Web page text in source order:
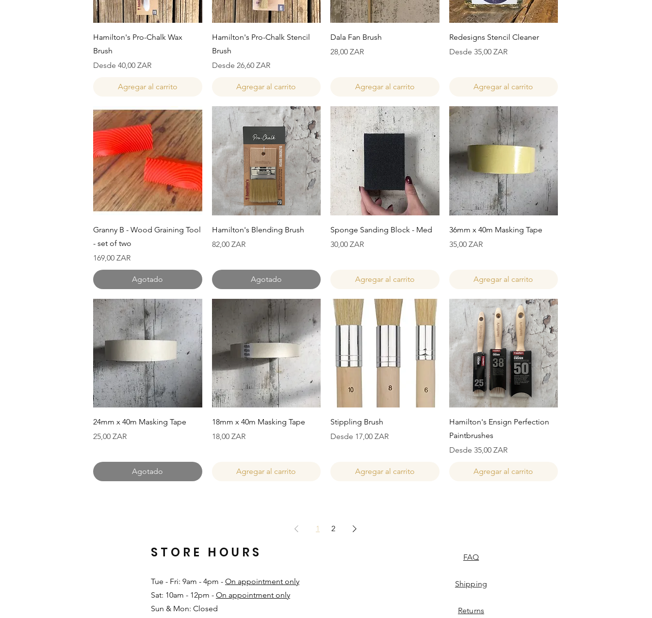
Vista rápida
Hamilton's Pro-Chalk Wax
Brush
Desde 40,00 ZAR
Precio de oferta
Agregar al carrito
Vista rápida
Hamilton's Pro-Chalk Stencil
Brush
Desde 26,60 ZAR
Precio de oferta
Agregar al carrito
Vista rápida
Dala Fan Brush
Precio
28,00 ZAR
Agregar al carrito
Vista rápida
Redesigns Stencil Cleaner
Desde 35,00 ZAR
Precio de oferta
Agregar al carrito
Vista rápida
Granny B - Wood Graining Tool
- set of two
Precio
169,00 ZAR
Agotado
Vista rápida
Hamilton's Blending Brush
Precio
82,00 ZAR
Agotado
Vista rápida
Sponge Sanding Block - Med
Precio
30,00 ZAR
Agregar al carrito
Vista rápida
36mm x 40m Masking Tape
Precio
35,00 ZAR
Agregar al carrito
Vista rápida
24mm x 40m Masking Tape
Precio
25,00 ZAR
Agotado
Vista rápida
18mm x 40m Masking Tape
Precio
18,00 ZAR
Agregar al carrito
Vista rápida
Stippling Brush
Desde 17,00 ZAR
Precio de oferta
Agregar al carrito
Vista rápida
Hamilton's Ensign Perfection
Paintbrushes
Desde 35,00 ZAR
Precio de oferta
Agregar al carrito
1 2
Tue - Fri: 9am - 4pm - On appointment only
Sat: 10am - 12pm - On appointment only
Sun & Mon: Closed​
STORE HOURS FAQ
Shipping
Returns